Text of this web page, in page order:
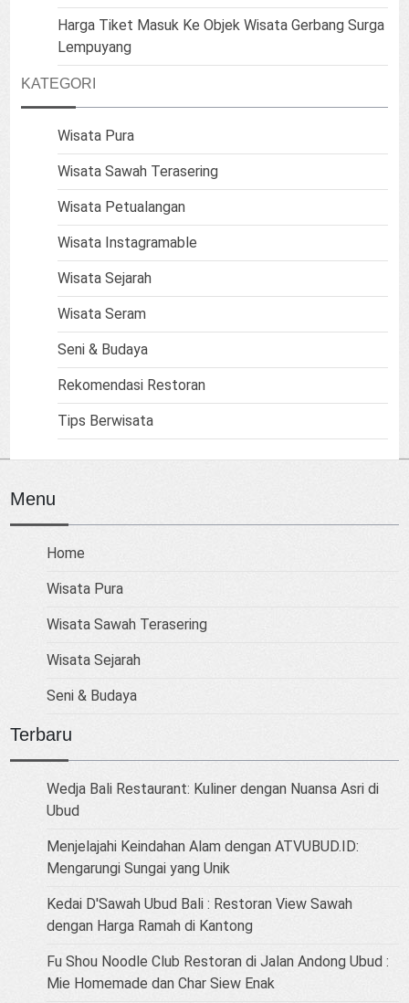
Harga Tiket Masuk Ke Objek Wisata Gerbang Surga
Lempuyang
KATEGORI
Wisata Pura
Wisata Sawah Terasering
Wisata Petualangan
Wisata Instagramable
Wisata Sejarah
Wisata Seram
Seni & Budaya
Rekomendasi Restoran
Tips Berwisata
Menu
Home
Wisata Pura
Wisata Sawah Terasering
Wisata Sejarah
Seni & Budaya
Terbaru
Wedja Bali Restaurant: Kuliner dengan Nuansa Asri di
Ubud
Menjelajahi Keindahan Alam dengan ATVUBUD.ID:
Mengarungi Sungai yang Unik
Kedai D'Sawah Ubud Bali : Restoran View Sawah
dengan Harga Ramah di Kantong
Fu Shou Noodle Club Restoran di Jalan Andong Ubud :
Mie Homemade dan Char Siew Enak